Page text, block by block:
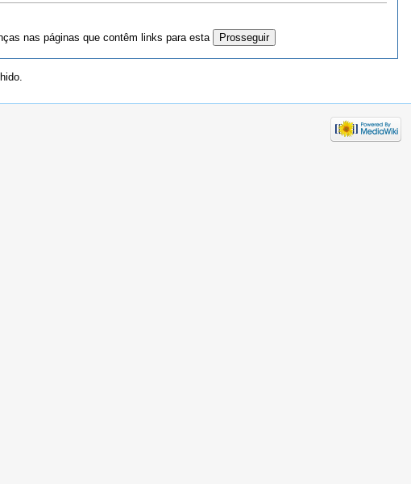
nas páginas que contêm links para esta